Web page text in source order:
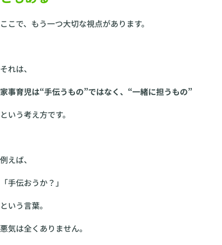
ここで、もう一つ大切な視点があります。
それは、
家事育児は“手伝うもの”ではなく、“一緒に担うもの”
という考え方です。
例えば、
「手伝おうか？」
という言葉。
悪気は全くありません。